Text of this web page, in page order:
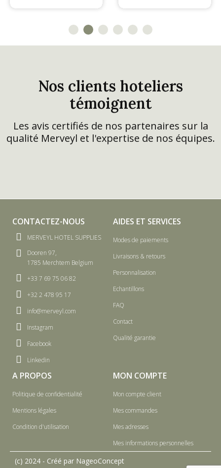
d'un accessoire robuste et
Nos clients hoteliers
témoignent
Les avis certifiés de nos partenaires sur la
qualité Merveyl et l'expertise de nos équipes.
CONTACTEZ-NOUS
MERVEYL HOTEL SUPPLIES
Dooren 97,
1785 Merchtem Belgium
+33 7 69 75 06 82
+32 2 478 95 17
info@merveyl.com
Instagram
Facebook
Linkedin
AIDES ET SERVICES
Modes de paiements
Livraisons & retours
Personnalisation
Echantillons
FAQ
Contact
Qualité garantie
A PROPOS
Politique de confidentialité
Mentions légales
Condition d'utilisation
MON COMPTE
Mon compte client
Mes commandes
Mes adresses
Mes informations personnelles
(c) 2024 - Créé par NageoConcept